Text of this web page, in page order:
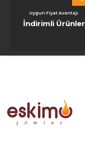
Uygun Fiyat Avantajı
İndirimli Ürünler